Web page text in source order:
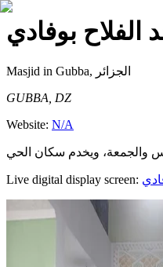
بوفادي
Masjid
in Gubba, الجزائر
GUBBA, DZ
Website: N/A
Live digital display screen: